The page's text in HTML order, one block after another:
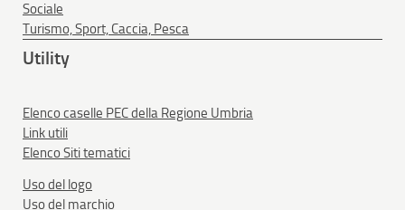
Sociale
Turismo, Sport, Caccia, Pesca
Utility
Elenco caselle PEC della Regione Umbria
Link utili
Elenco Siti tematici
Uso del logo
Uso del marchio